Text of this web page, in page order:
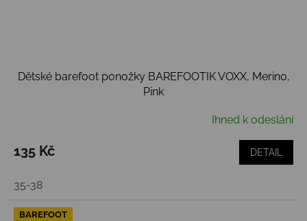
Dětské barefoot ponožky BAREFOOTIK VOXX, Merino,
Pink
Ihned k odeslání
135 Kč DETAIL
35-38
BAREFOOT